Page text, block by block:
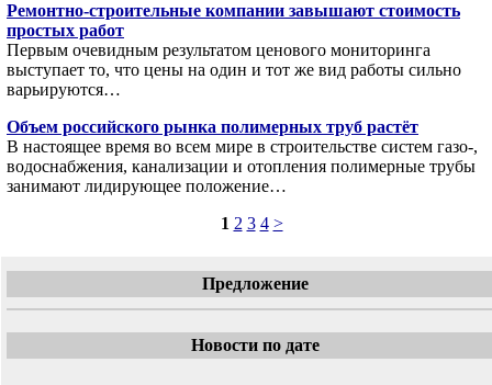
Ремонтно-строительные компании завышают стоимость
простых работ
Первым очевидным результатом ценового мониторинга
выступает то, что цены на один и тот же вид работы сильно
варьируются…
Объем российского рынка полимерных труб растёт
В настоящее время во всем мире в строительстве систем газо-,
водоснабжения, канализации и отопления полимерные трубы
занимают лидирующее положение…
1 2 3 4 >
Предложение
Новости по дате